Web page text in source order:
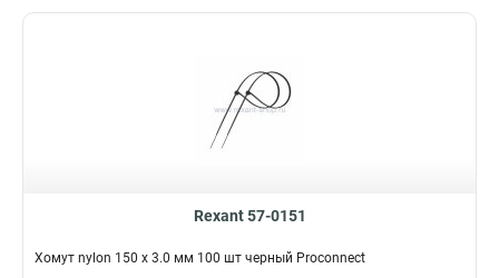
Rexant 57-0151
Хомут nylon 150 х 3.0 мм 100 шт черный Proconnect